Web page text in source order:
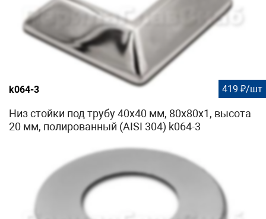
k064-3 419 ₽/шт
Низ стойки под трубу 40х40 мм, 80х80х1, высота
20 мм, полированный (AISI 304) k064-3